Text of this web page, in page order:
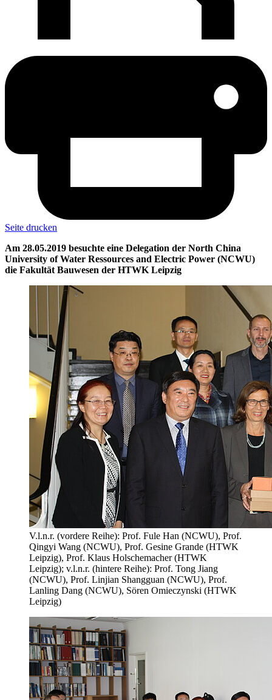
Seite drucken
Am 28.05.2019 besuchte eine Delegation der North China
University of Water Ressources and Electric Power (NCWU)
die Fakultät Bauwesen der HTWK Leipzig
V.l.n.r. (vordere Reihe): Prof. Fule Han (NCWU), Prof.
Qingyi Wang (NCWU), Prof. Gesine Grande (HTWK
Leipzig), Prof. Klaus Holschemacher (HTWK
Leipzig); v.l.n.r. (hintere Reihe): Prof. Tong Jiang
(NCWU), Prof. Linjian Shangguan (NCWU), Prof.
Lanling Dang (NCWU), Sören Omieczynski (HTWK
Leipzig)